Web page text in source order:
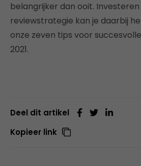
belangrijker dan ooit.
reviewstrategie kan je daarbij
onze zeven tips voor
2021.
Deel dit artikel
Kopieer link